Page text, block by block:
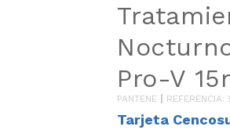
Pro-V
PANTENE REFERENCIA:
Tarjeta